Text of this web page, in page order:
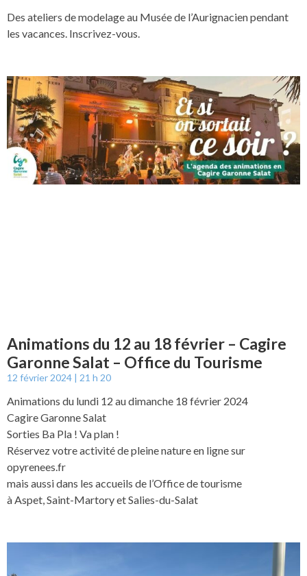
Des ateliers de modelage au Musée de l’Aurignacien pendant
les vacances. Inscrivez-vous.
Animations du 12 au 18 février – Cagire
Garonne Salat – Office du Tourisme
12 février 2024 21 h 20
Animations du lundi 12 au dimanche 18 février 2024
Cagire Garonne Salat
Sorties Ba Pla ! Va plan !
Réservez votre activité de pleine nature en ligne sur
opyrenees.fr
mais aussi dans les accueils de l’Office de tourisme
à Aspet, Saint-Martory et Salies-du-Salat